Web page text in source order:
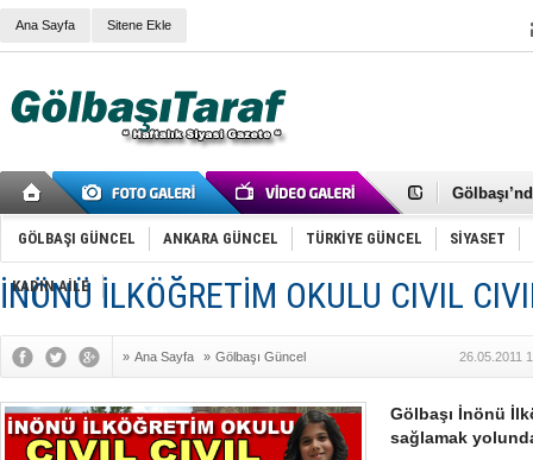
Ana Sayfa Sitene Ekle
Cemal
Samet
FAİZ
OLİMPİK
SÖZ
Mikail
Gölbaşı
İNCEK
GÖLBAŞI GÜNCEL ANKARA GÜNCEL TÜRKİYE GÜNCEL SİYASET
KADIN AİLE
İNÖNÜ İLKÖĞRETİM OKULU CIVIL
» Ana Sayfa » Gölbaşı Güncel 26.05.2011
Gölbaşı İnönü
sağlamak